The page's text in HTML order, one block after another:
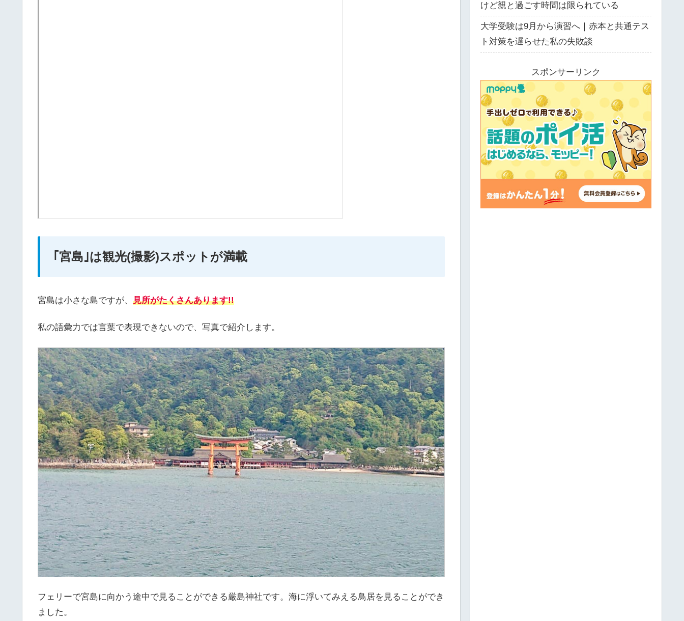
｢宮島｣は観光(撮影)スポットが満載
宮島は小さな島ですが、 見所がたくさんあります!!
私の語彙力では言葉で表現できないので、写真で紹介します。
フェリーで宮島に向かう途中で見ることができる厳島神社です。海に浮いてみえる鳥居を見ることができ
ました。
けど親と過ごす時間は限られている
大学受験は9月から演習へ｜赤本と共通テス
ト対策を遅らせた私の失敗談
スポンサーリンク